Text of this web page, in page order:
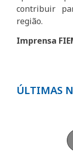
contribuir
região.
Imprensa
ÚLTIMAS